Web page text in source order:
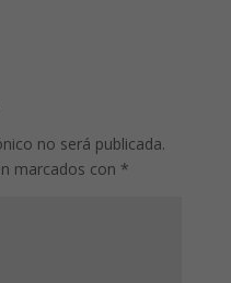
no será publicada.
marcados con *